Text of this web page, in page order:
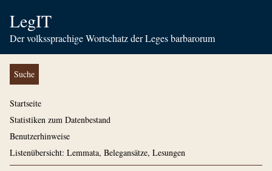
LegIT
Der volkssprachige Wortschatz der Leges barbarorum
Suche
Startseite
Statistiken zum Datenbestand
Benutzerhinweise
Listenübersicht: Lemmata, Belegansätze, Lesungen